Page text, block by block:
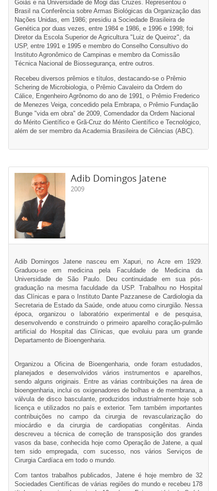
Goiás e na Universidade de Mogi das Cruzes. Representou o
Brasil na Conferência sobre Armas Biológicas da Organização das
Nações Unidas, em 1986; presidiu a Sociedade Brasileira de
Genética por duas vezes, entre 1984 e 1986, e 1996 e 1998; foi
Diretor da Escola Superior de Agricultura "Luiz de Queiroz", da
USP, entre 1991 e 1995 e membro do Conselho Consultivo do
Instituto Agronômico de Campinas e membro da Comissão
Técnica Nacional de Biossegurança, entre outros.
Recebeu diversos prêmios e títulos, destacando-se o Prêmio
Schering de Microbiologia, o Prêmio Cavaleiro da Ordem do
Cálice, Engenheiro Agrônomo do ano de 1991, o Prêmio Frederico
de Menezes Veiga, concedido pela Embrapa, o Prêmio Fundação
Bunge "vida em obra" de 2009, Comendador da Ordem Nacional
do Mérito Científico e Grã-Cruz do Mérito Científico e Tecnológico,
além de ser membro da Academia Brasileira de Ciências (ABC).
Adib Domingos Jatene
2009
Adib Domingos Jatene nasceu em Xapuri, no Acre em 1929.
Graduou-se em medicina pela Faculdade de Medicina da
Universidade de São Paulo. Deu continuidade em sua pós-
graduação na mesma faculdade da USP. Trabalhou no Hospital
das Clínicas e para o Instituto Dante Pazzanese de Cardiologia da
Secretaria de Estado da Saúde, onde atuou como cirurgião. Nessa
época, organizou o laboratório experimental e de pesquisa,
desenvolvendo e construindo o primeiro aparelho coração-pulmão
artificial do Hospital das Clínicas, que evoluiu para um grande
Departamento de Bioengenharia.
Organizou a Oficina de Bioengenharia, onde foram estudados,
planejados e desenvolvidos vários instrumentos e aparelhos,
sendo alguns originais. Entre as várias contribuições na área de
bioengenharia, inclui os oxigenadores de bolhas e de membrana, a
válvula de disco basculante, produzidos industrialmente hoje sob
licença e utilizados no país e exterior. Tem também importantes
contribuições no campo da cirurgia de revascularização do
miocárdio e da cirurgia de cardiopatias congênitas. Ainda
descreveu a técnica de correção de transposição dos grandes
vasos da base, conhecida hoje como Operação de Jatene, a qual
tem sido empregada, com sucesso, nos vários Serviços de
Cirurgia Cardíaca em todo o mundo.
Com tantos trabalhos publicados, Jatene é hoje membro de 32
Sociedades Científicas de várias regiões do mundo e recebeu 178